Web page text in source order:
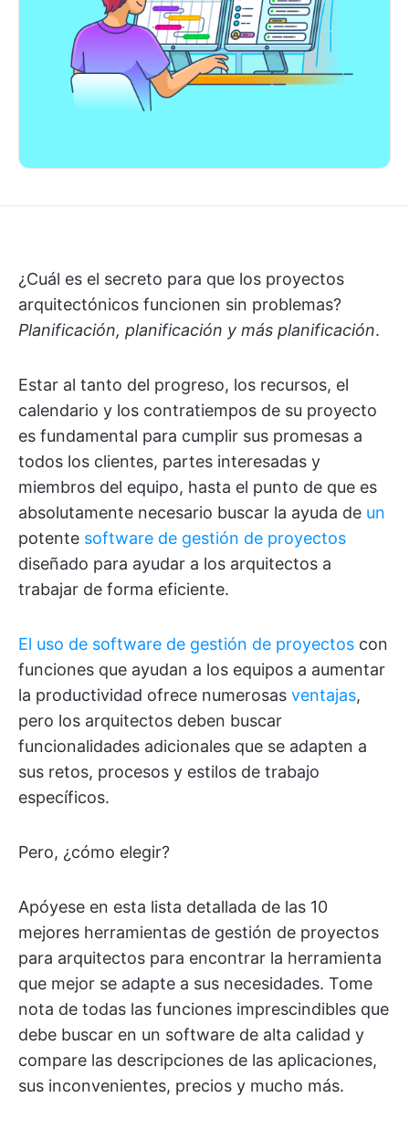
¿Cuál es el secreto para que los proyectos
arquitectónicos funcionen sin problemas?
Planificación, planificación y más planificación.
Estar al tanto del progreso, los recursos, el
calendario y los contratiempos de su proyecto
es fundamental para cumplir sus promesas a
todos los clientes, partes interesadas y
miembros del equipo, hasta el punto de que es
absolutamente necesario buscar la ayuda de un
potente software de gestión de proyectos
diseñado para ayudar a los arquitectos a
trabajar de forma eficiente.
El uso de software de gestión de proyectos con
funciones que ayudan a los equipos a aumentar
la productividad ofrece numerosas ventajas,
pero los arquitectos deben buscar
funcionalidades adicionales que se adapten a
sus retos, procesos y estilos de trabajo
específicos.
Pero, ¿cómo elegir?
Apóyese en esta lista detallada de las 10
mejores herramientas de gestión de proyectos
para arquitectos para encontrar la herramienta
que mejor se adapte a sus necesidades. Tome
nota de todas las funciones imprescindibles que
debe buscar en un software de alta calidad y
compare las descripciones de las aplicaciones,
sus inconvenientes, precios y mucho más.